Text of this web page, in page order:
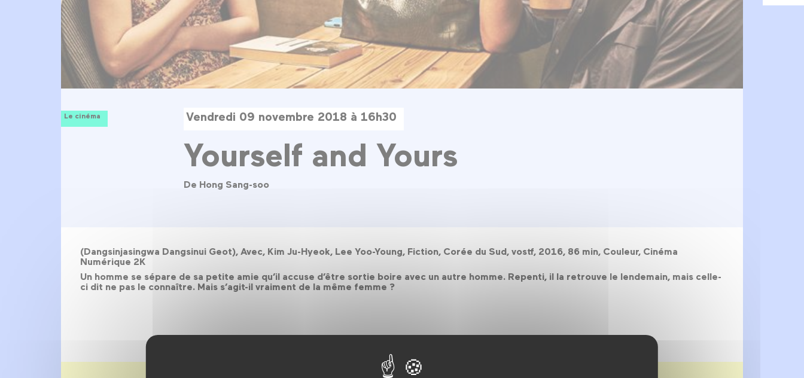
Le cinéma Vendredi 09 novembre 2018 à 16h30
Yourself and Yours
De Hong Sang-soo
(Dangsinjasingwa Dangsinui Geot), Avec, Kim Ju-Hyeok, Lee Yoo-Young, Fiction, Corée du Sud, vostf, 2016, 86 min, Couleur, Cinéma
Numérique 2K
Un homme se sépare de sa petite amie qu’il accuse d’être sortie boire avec un autre homme. Repenti, il la retrouve le lendemain, mais celle-
ci dit ne pas le connaître. Mais s’agit-il vraiment de la même femme ?